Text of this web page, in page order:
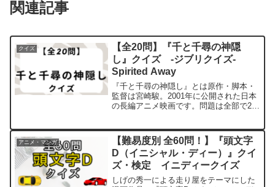
関連記事
クイズ
【全20問】『千と千尋の神隠
し』クイズ -ジブリクイズ‐
Spirited Away
『千と千尋の神隠し』とは原作・脚本・
監督は宮崎駿。2001年に公開された日本
の長編アニメ映画です。問題は全部で20
ある10歳の少女の名は？問題2【問題】
千尋の両親は、...
アニメ・マンガ
【難易度別 全60問！】『頭文字
D（イニシャル・ディー）』クイ
ズ・検定 イニディークイズ
しげの秀一による走り屋をテーマにした